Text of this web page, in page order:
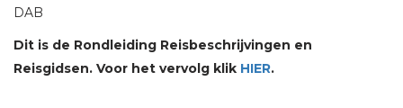
DAB
Dit is de Rondleiding Reisbeschrijvingen en
Reisgidsen. Voor het vervolg klik HIER.